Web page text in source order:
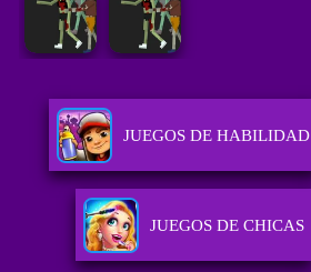
JUEGOS DE HABILIDAD
JUEGOS DE CHICAS